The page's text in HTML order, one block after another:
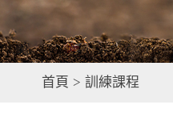
首頁 > 訓練課程